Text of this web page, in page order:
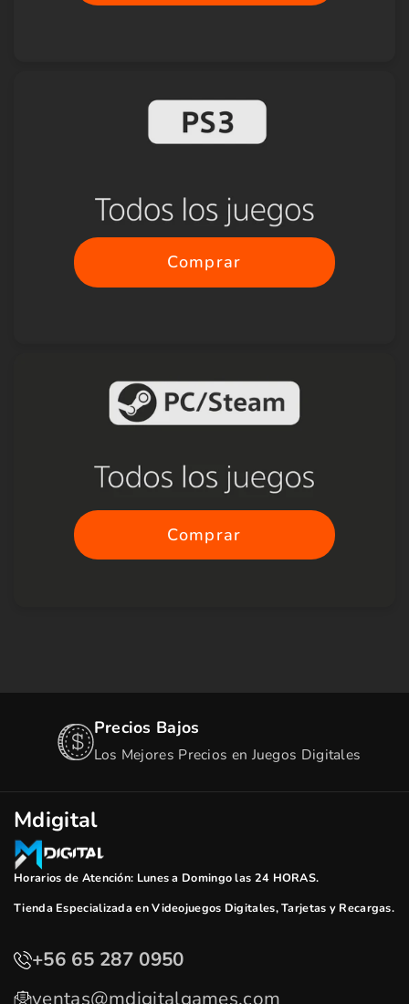
Comprar
Comprar
Precios Bajos
Los Mejores Precios en Juegos Digitales
Mdigital
Horarios de Atención: Lunes a Domingo las 24 HORAS.
Tienda Especializada en Videojuegos Digitales, Tarjetas y Recargas.
+56 65 287 0950